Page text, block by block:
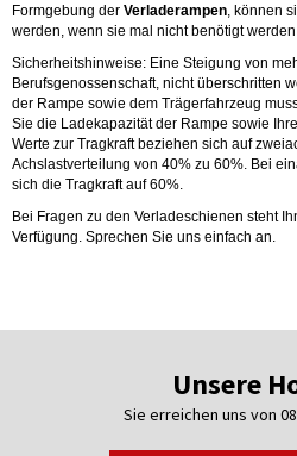
Formgebung der Verladerampen, können
werden, wenn sie mal nicht benötigt
Sicherheitshinweise: Eine Steigung von
Berufsgenossenschaft, nicht überschritten
der Rampe sowie dem Trägerfahrzeug
Sie die Ladekapazität der Rampe sowie
Werte zur Tragkraft beziehen sich auf
Achslastverteilung von 40% zu 60%. Bei
sich die Tragkraft auf 60%.
Bei Fragen zu den Verladeschienen steht
Verfügung. Sprechen Sie uns einfach an.
Unsere
Sie erreichen uns von